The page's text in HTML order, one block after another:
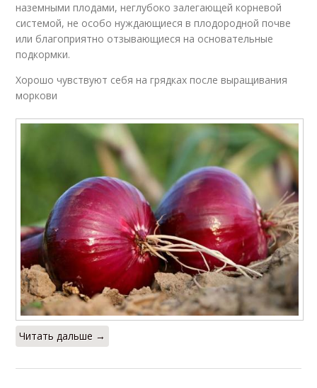
наземными плодами, неглубоко залегающей корневой
системой, не особо нуждающиеся в плодородной почве
или благоприятно отзывающиеся на основательные
подкормки.
Хорошо чувствуют себя на грядках после выращивания
моркови
Читать дальше →